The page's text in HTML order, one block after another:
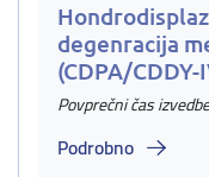
degenracija
(CDPA/CDDY-
Povprečni čas
Podrobno